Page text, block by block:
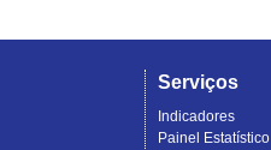
Serviços
Indicadores
Painel Estatístico